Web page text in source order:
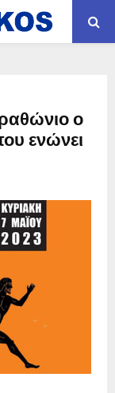
ο
ενώνει